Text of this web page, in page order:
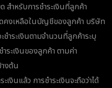
ำหรับการชำระเงินที่ลูกค้า
ดคงเหลือในบัญชีของลูกค้า บริษัท
ชำระเงินตามจำนวนที่ลูกค้าระบุ
ระเงินของลูกค้า ตามค่า
งต้น
งินแล้ว การชำระเงินจะถือว่าได้